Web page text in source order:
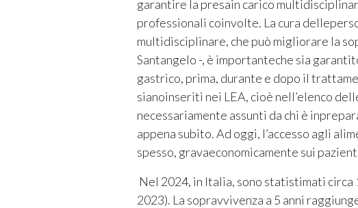
garantire la presain carico
professionali coinvolte. La cura
multidisciplinare, che può migliorare la
Santangelo -, è importanteche sia
gastrico, prima, durante e dopo il
sianoinseriti nei LEA, cioè nell’elenco
necessariamente assunti da chi è
appena subito. Ad oggi, l’accesso agli
spesso, gravaeconomicamente sui
Nel 2024, in Italia, sono statistimati
2023). La sopravvivenza a 5 anni